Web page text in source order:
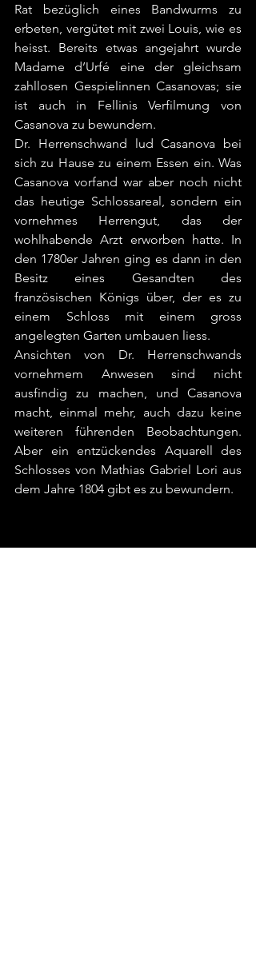
Rat bezüglich eines Bandwurms zu
erbeten, vergütet mit zwei Louis, wie es
heisst. Bereits etwas angejahrt wurde
Madame d’Urfé eine der gleichsam
zahllosen Gespielinnen Casanovas; sie
ist auch in Fellinis Verfilmung von
Casanova zu bewundern.
Dr. Herrenschwand lud Casanova bei
sich zu Hause zu einem Essen ein. Was
Casanova vorfand war aber noch nicht
das heutige Schlossareal, sondern ein
vornehmes Herrengut, das der
wohlhabende Arzt erworben hatte. In
den 1780er Jahren ging es dann in den
Besitz eines Gesandten des
französischen Königs über, der es zu
einem Schloss mit einem gross
angelegten Garten umbauen liess.
Ansichten von Dr. Herrenschwands
vornehmem Anwesen sind nicht
ausfindig zu machen, und Casanova
macht, einmal mehr, auch dazu keine
weiteren führenden Beobachtungen.
Aber ein entzückendes Aquarell des
Schlosses von Mathias Gabriel Lori aus
dem Jahre 1804 gibt es zu bewundern.